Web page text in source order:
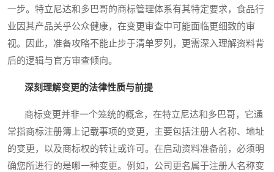
一步。特立尼达和多巴哥的商标管理体系有其特定要求，食品行
业因其产品关乎公众健康，在变更审查中可能面临更细致的审
视。因此，准备攻略不能止步于清单罗列，更需深入理解资料背
后的逻辑与官方审查倾向。
深刻理解变更的法律性质与前提
商标变更并非一个笼统的概念，在特立尼达和多巴哥，它通
常指商标注册簿上记载事项的变更，主要包括注册人名称、地址
的变更，以及商标权的转让或许可。在启动资料准备前，必须明
确您所进行的是哪一种变更。例如，公司更名属于注册人名称变